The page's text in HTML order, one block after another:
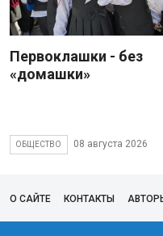
Первоклашки - без
«домашки»
ОБЩЕСТВО 08 августа 2026
О САЙТЕ КОНТАКТЫ